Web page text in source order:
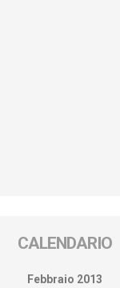
CALENDARIO
Febbraio 2013